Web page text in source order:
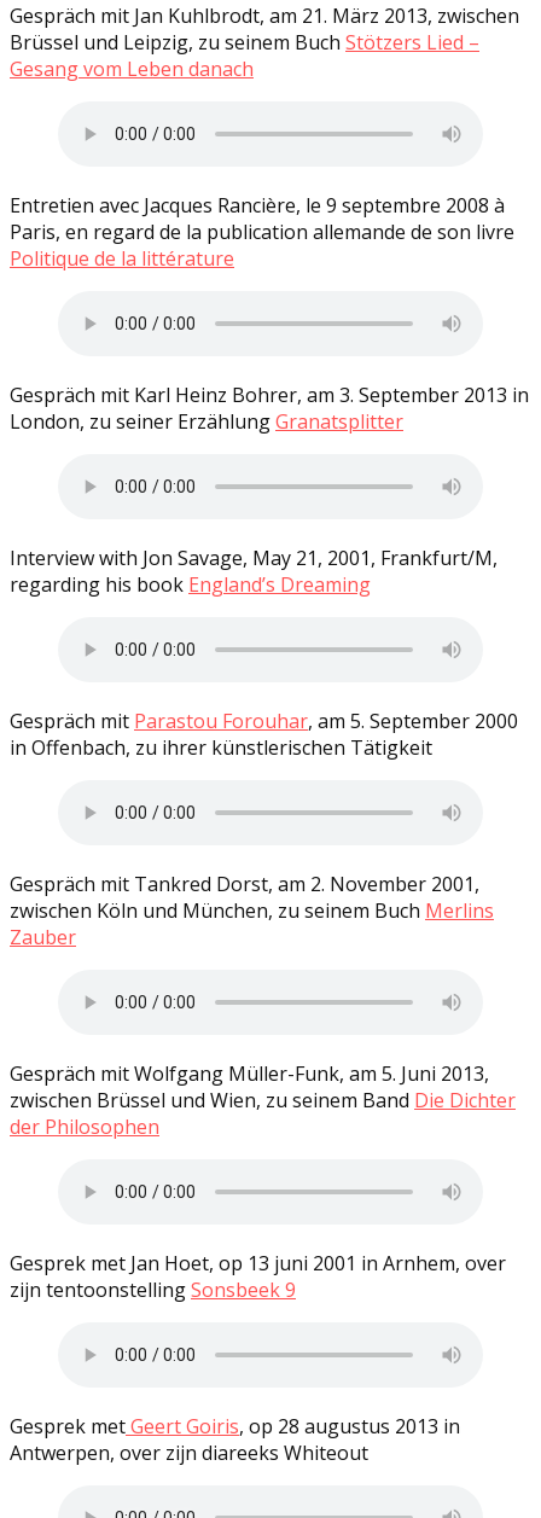
Gespräch mit Jan Kuhlbrodt, am 21. März 2013, zwischen
Brüssel und Leipzig, zu seinem Buch Stötzers Lied –
Gesang vom Leben danach
Entretien avec Jacques Rancière, le 9 septembre 2008 à
Paris, en regard de la publication allemande de son livre
Politique de la littérature
Gespräch mit Karl Heinz Bohrer, am 3. September 2013 in
London, zu seiner ErzählungGranatsplitter
Interview with Jon Savage, May 21, 2001, Frankfurt/M,
regarding his book England’s Dreaming
Gespräch mit Parastou Forouhar, am 5. September 2000
in Offenbach, zu ihrer künstlerischen Tätigkeit
Gespräch mit Tankred Dorst, am 2. November 2001,
zwischen Köln und München, zu seinem Buch Merlins
Zauber
Gespräch mit Wolfgang Müller-Funk, am 5. Juni 2013,
zwischen Brüssel und Wien, zu seinem Band Die Dichter
der Philosophen
Gesprek met Jan Hoet, op 13 juni 2001 in Arnhem, over
zijn tentoonstellingSonsbeek 9
Gesprek metGeert Goiris, op 28 augustus 2013 in
Antwerpen, over zijn diareeks Whiteout